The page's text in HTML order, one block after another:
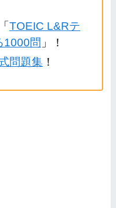
TOEIC L&Rテ
1000問 」！
問題集！